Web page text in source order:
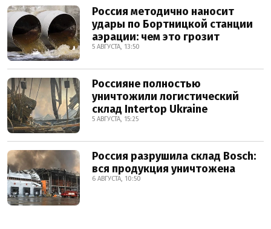
Россия методично наносит
удары по Бортницкой станции
аэрации: чем это грозит
5 АВГУСТА, 13:50
Россияне полностью
уничтожили логистический
склад Intertop Ukraine
5 АВГУСТА, 15:25
Россия разрушила склад Bosch:
вся продукция уничтожена
6 АВГУСТА, 10:50